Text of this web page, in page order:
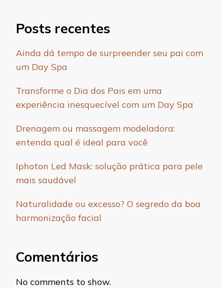
Posts recentes
Ainda dá tempo de surpreender seu pai com
um Day Spa
Transforme o Dia dos Pais em uma
experiência inesquecível com um Day Spa
Drenagem ou massagem modeladora:
entenda qual é ideal para você
Iphoton Led Mask: solução prática para pele
mais saudável
Naturalidade ou excesso? O segredo da boa
harmonização facial
Comentários
No comments to show.